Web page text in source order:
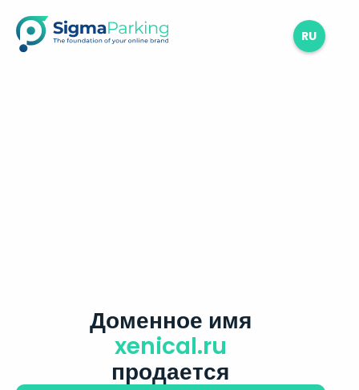
RU
Доменное имя
xenical.ru
продается